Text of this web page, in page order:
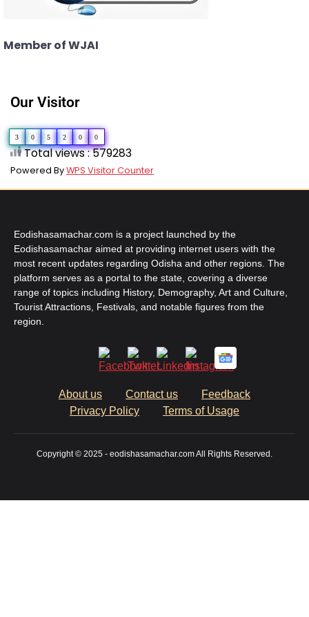
Member of WJAI
Our Visitor
3 0 5 2 0 0
Total views : 579283
Powered ByWPS Visitor Counter
Eodishasamachar.com is a project launched by the
Eodishasamachar aimed at providing internet users with the
most recent updates regarding Odisha and other regions. The
platform serves as a portal to the state, covering a diverse
range of topics including History, Demography, Art and Culture,
Tourist Attractions, Festivals, and notable figures from the
region.
About us Contact us
Feedback
Privacy Policy
Terms of Usage
Copyright © 2025 - eodishasamachar.com All Rights Reserved.